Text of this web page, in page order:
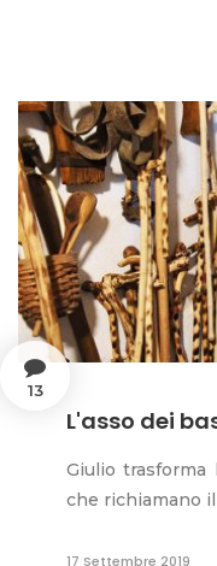
13
L'asso dei
Giulio
che richiamano
17 Settembre 2019